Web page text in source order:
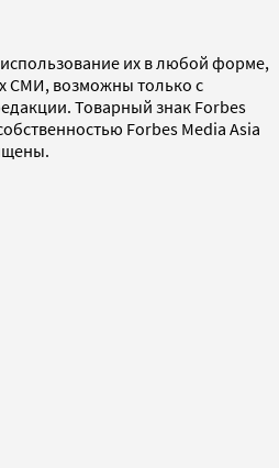
их в любой форме,
СМИ, возможны только с
Товарный знак Forbes
Forbes Media Asia